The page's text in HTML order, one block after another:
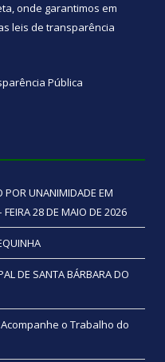
onde garantimos em
leis de transparência
Pública
POR UNANIMIDADE EM
28 DE MAIO DE 2026
DE SANTA BÁRBARA DO
o Trabalho do